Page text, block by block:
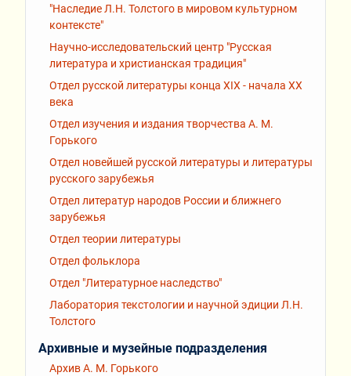
"Наследие Л.Н. Толстого в мировом культурном
контексте"
Научно-исследовательский центр "Русская
литература и христианская традиция"
Отдел русской литературы конца XIX - начала XX
века
Отдел изучения и издания творчества А. М.
Горького
Отдел новейшей русской литературы и литературы
русского зарубежья
Отдел литератур народов России и ближнего
зарубежья
Отдел теории литературы
Отдел фольклора
Отдел "Литературное наследство"
Лаборатория текстологии и научной эдиции Л.Н.
Толстого
Архивные и музейные подразделения
Архив А. М. Горького